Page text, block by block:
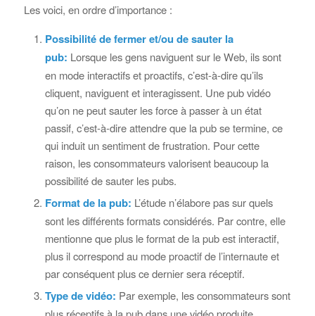
Les voici, en ordre d’importance :
Possibilité de fermer et/ou de sauter la
pub: Lorsque les gens naviguent sur le Web, ils sont
en mode interactifs et proactifs, c’est-à-dire qu’ils
cliquent, naviguent et interagissent. Une pub vidéo
qu’on ne peut sauter les force à passer à un état
passif, c’est-à-dire attendre que la pub se termine, ce
qui induit un sentiment de frustration. Pour cette
raison, les consommateurs valorisent beaucoup la
possibilité de sauter les pubs.
Format de la pub: L’étude n’élabore pas sur quels
sont les différents formats considérés. Par contre, elle
mentionne que plus le format de la pub est interactif,
plus il correspond au mode proactif de l’internaute et
par conséquent plus ce dernier sera réceptif.
Type de vidéo: Par exemple, les consommateurs sont